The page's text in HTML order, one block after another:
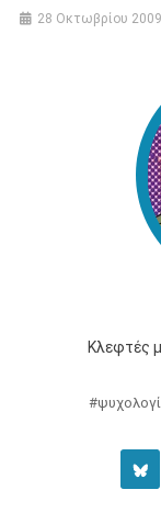
28 Οκτωβρίου 2009
Κλεφτές